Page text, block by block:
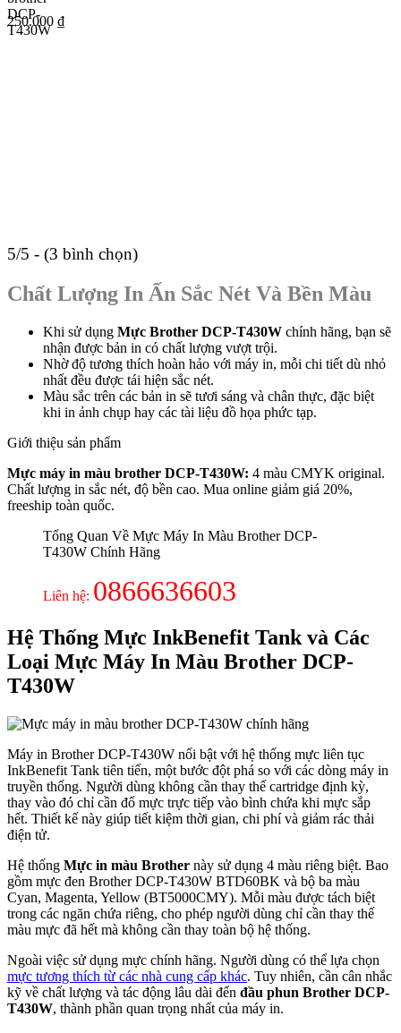
250.000 ₫
5/5 - (3 bình chọn)
Chất Lượng In Ấn Sắc Nét Và Bền Màu
Khi sử dụng Mực Brother DCP-T430W chính hãng, bạn sẽ
nhận được bản in có chất lượng vượt trội.
Nhờ độ tương thích hoàn hảo với máy in, mỗi chi tiết dù nhỏ
nhất đều được tái hiện sắc nét.
Màu sắc trên các bản in sẽ tươi sáng và chân thực, đặc biệt
khi in ảnh chụp hay các tài liệu đồ họa phức tạp.
Giới thiệu sản phẩm
Mực máy in màu brother DCP-T430W: 4 màu CMYK original.
Chất lượng in sắc nét, độ bền cao. Mua online giảm giá 20%,
freeship toàn quốc.
Tổng Quan Về Mực Máy In Màu Brother DCP-
T430W Chính Hãng
Liên hệ: 0866636603
Hệ Thống Mực InkBenefit Tank và Các
Loại Mực Máy In Màu Brother DCP-
T430W
Máy in Brother DCP-T430W nổi bật với hệ thống mực liên tục
InkBenefit Tank tiên tiến, một bước đột phá so với các dòng máy in
truyền thống. Người dùng không cần thay thế cartridge định kỳ,
thay vào đó chỉ cần đổ mực trực tiếp vào bình chứa khi mực sắp
hết. Thiết kế này giúp tiết kiệm thời gian, chi phí và giảm rác thải
điện tử.
Hệ thống Mực in màu Brother này sử dụng 4 màu riêng biệt. Bao
gồm mực đen Brother DCP-T430W BTD60BK và bộ ba màu
Cyan, Magenta, Yellow (BT5000CMY). Mỗi màu được tách biệt
trong các ngăn chứa riêng, cho phép người dùng chỉ cần thay thế
màu mực đã hết mà không cần thay toàn bộ hệ thống.
Ngoài việc sử dụng mực chính hãng. Người dùng có thể lựa chọn
mực tương thích từ các nhà cung cấp khác. Tuy nhiên, cần cân nhắc
kỹ về chất lượng và tác động lâu dài đến đầu phun Brother DCP-
T430W, thành phần quan trọng nhất của máy in.